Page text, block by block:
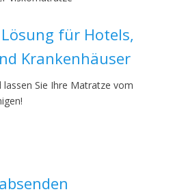
für Hotels,
Krankenhäuser
lassen Sie Ihre Matratze vom